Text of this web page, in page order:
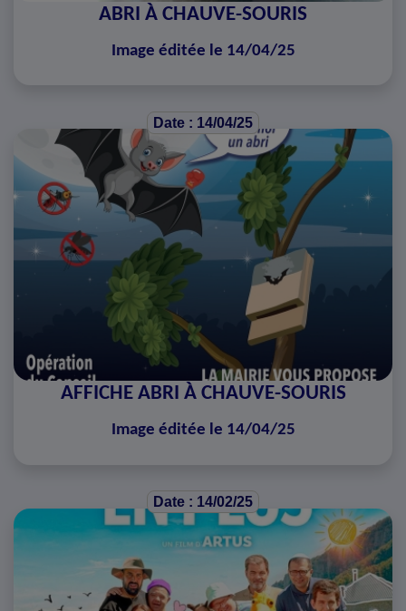
ABRI À CHAUVE-SOURIS
Image éditée le 14/04/25
Date : 14/04/25
AFFICHE ABRI À CHAUVE-SOURIS
Image éditée le 14/04/25
Date : 14/02/25